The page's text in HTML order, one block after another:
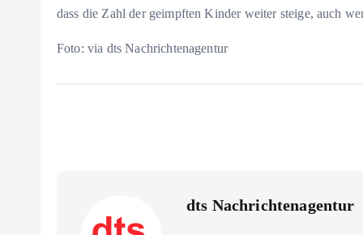
dass die Zahl der geimpften Kinder weiter steige, auch
Foto: via dts Nachrichtenagentur
dts Nachrichtenagentur